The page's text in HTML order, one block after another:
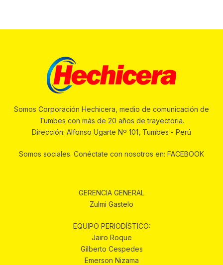
Somos Corporación Hechicera, medio de comunicación de
Tumbes con más de 20 años de trayectoria.
Dirección: Alfonso Ugarte Nº 101, Tumbes - Perú
Somos sociales. Conéctate con nosotros en: FACEBOOK
GERENCIA GENERAL
Zulmi Gastelo
EQUIPO PERIODÍSTICO:
Jairo Roque
Gilberto Cespedes
Emerson Nizama